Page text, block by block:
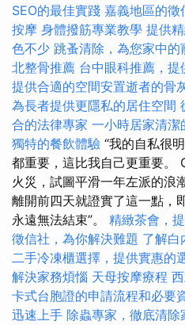
SEO的最佳實踐 嘉義地區的徵
按摩 身體撥筋專業教學 提供
色不少 跳蚤清除，為您家中
北整骨推薦 台中眼科推薦，
提供合適的空間安置逝者的骨
為長者提供更隱私的居住空間
合的法律專家 一小時居家清潔
獨特的餐飲體驗 “我的自私很
都重要，這比我自己更重要。
火災，試圖平滑一年左派的浪
離開前四天就證實了這一點，
永遠無法結束”。 精緻茶會，
徵信社，為你解決難題 了解白
二手冷凍櫃選擇，提供實惠的
解決家務煩惱 天母按摩療程
卡式台胞證的申請流程和必要
迅速上手 除蟲專家，徹底清除